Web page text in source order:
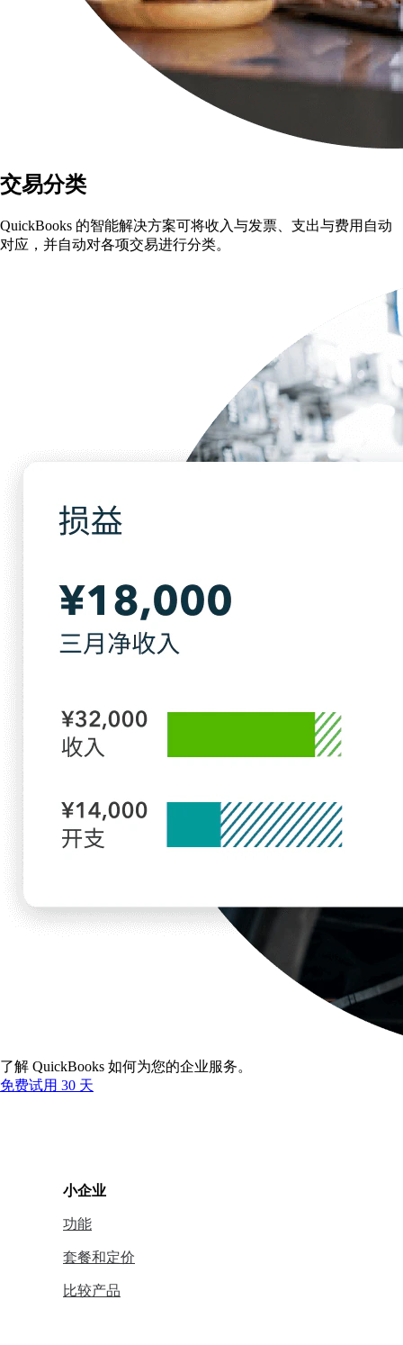
交易分类
QuickBooks 的智能解决方案可将收入与发票、支出与费用自动
对应，并自动对各项交易进行分类。
了解 QuickBooks 如何为您的企业服务。
免费试用 30 天
小企业
功能
套餐和定价
比较产品